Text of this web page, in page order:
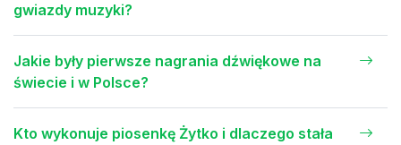
gwiazdy muzyki?
Jakie były pierwsze nagrania dźwiękowe na
świecie i w Polsce?
Kto wykonuje piosenkę Żytko i dlaczego stała